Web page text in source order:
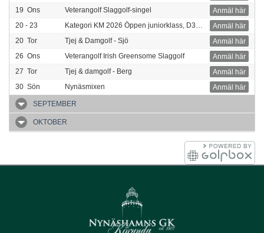
19 Ons Anmäl här
Veterangolf Slaggolf-singel
20 - 23
Anmäl här
Kategori KM 2026 Öppen juniorklass, D30-D80 samt H30-D80
20 Tor Anmäl här
Tjej & Damgolf - Sjö
26 Ons Anmäl här
Veterangolf Irish Greensome Slaggolf
27 Tor Anmäl här
Tjej & damgolf - Berg
30 Sön Anmäl här
Nynäsmixen
SEPTEMBER
OKTOBER